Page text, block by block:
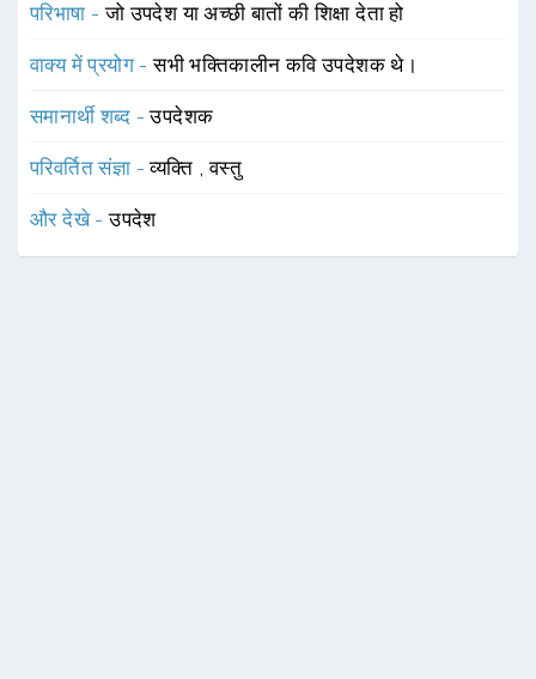
परिभाषा -जो उपदेश या अच्छी बातों की शिक्षा देता हो
वाक्य में प्रयोग -सभी भक्तिकालीन कवि उपदेशक थे।
समानार्थी शब्द -उपदेशक
परिवर्तित संज्ञा -व्यक्ति ,वस्तु
और देखे -उपदेश